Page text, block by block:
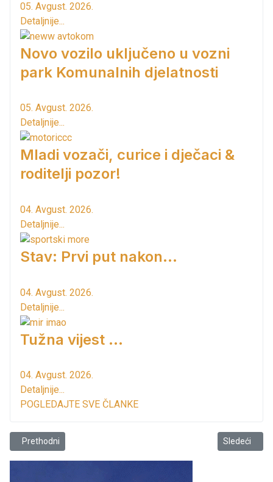
05. Avgust. 2026.
Detaljnije...
Novo vozilo uključeno u vozni
park Komunalnih djelatnosti
05. Avgust. 2026.
Detaljnije...
Mladi vozači, curice i dječaci &
roditelji pozor!
04. Avgust. 2026.
Detaljnije...
Stav: Prvi put nakon…
04. Avgust. 2026.
Detaljnije...
Tužna vijest ...
04. Avgust. 2026.
Detaljnije...
POGLEDAJTE SVE ČLANKE
Prethodni članak: Ko će upravljati Kućom maslina?
Prethodni Sledeći
Sledeći